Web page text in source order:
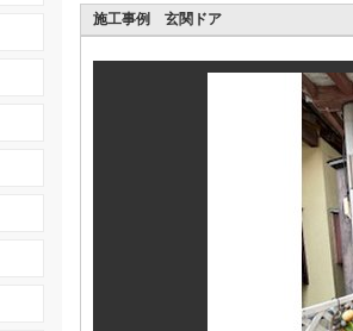
施工事例 玄関ドア